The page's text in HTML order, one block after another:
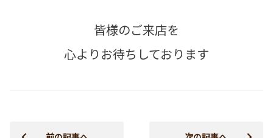
皆様のご来店を
心よりお待ちしております